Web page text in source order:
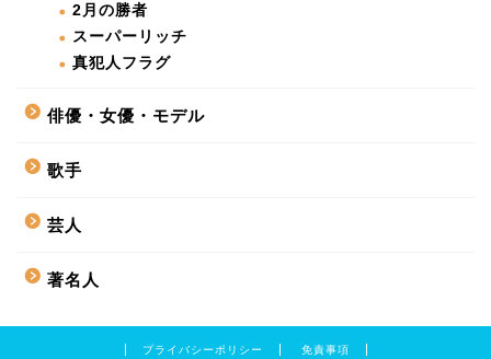
2月の勝者
スーパーリッチ
真犯人フラグ
俳優・女優・モデル
歌手
芸人
著名人
プライバシーポリシー 免責事項